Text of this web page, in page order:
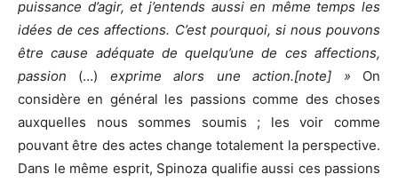
puissance d’agir, et j’entends aussi en même temps les
idées de ces affections. C’est pourquoi, si nous pouvons
être cause adéquate de quelqu’une de ces affections,
passion (…) exprime alors une action.[note] » On
considère en général les passions comme des choses
auxquelles nous sommes soumis ; les voir comme
pouvant être des actes change totalement la perspective.
Dans le même esprit, Spinoza qualifie aussi ces passions